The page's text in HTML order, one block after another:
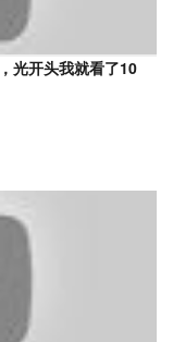
光开头我就看了10